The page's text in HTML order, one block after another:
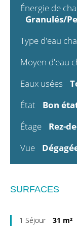
Énergie de
Granulés/
Type d'eau
Moyen d'eau
Eaux usées
État
Bon
Étage
Rez-
Vue
SURFACES
1 Séjour 31 m²